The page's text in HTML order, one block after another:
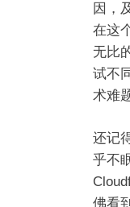
因，
在这
无比
试不
术难
还记
乎不
佛看